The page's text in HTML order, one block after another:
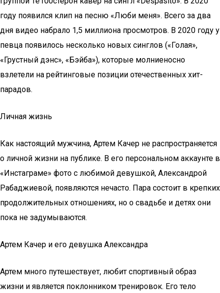
году появился клип на песню «Люби меня». Всего за два
дня видео набрало 1,5 миллиона просмотров. В 2020 году у
певца появилось несколько новых синглов («Голая»,
«Грустный дэнс», «Бэйба»), которые молниеносно
взлетели на рейтинговые позиции отечественных хит-
парадов.
Личная жизнь
Как настоящий мужчина, Артем Качер не распространяется
о личной жизни на публике. В его персональном аккаунте в
«Инстаграме» фото с любимой девушкой, Александрой
Рабаджиевой, появляются нечасто. Пара состоит в крепких
продолжительных отношениях, но о свадьбе и детях они
пока не задумываются.
Артем Качер и его девушка Александра
Артем много путешествует, любит спортивный образ
жизни и является поклонником тренировок. Его тело